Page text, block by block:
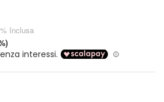
Inclusa